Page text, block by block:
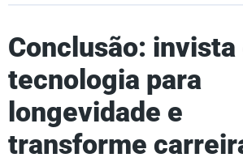
Conclusão: invista
tecnologia para
longevidade e
transforme